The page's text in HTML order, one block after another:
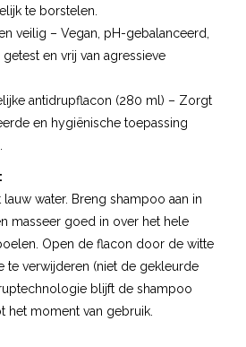
te borstelen.
veilig – Vegan, pH-gebalanceerd,
en vrij van agressieve
antidrupflacon (280 ml) – Zorgt
en hygiënische toepassing
water. Breng shampoo aan in
masseer goed in over het hele
Open de flacon door de witte
te verwijderen (niet de gekleurde
blijft de shampoo
het moment van gebruik.